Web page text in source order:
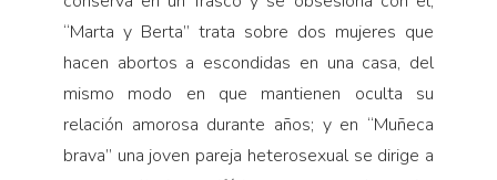
“Marta y Berta” trata sobre dos mujeres que
hacen abortos a escondidas en una casa, del
mismo modo en que mantienen oculta su
relación amorosa durante años; y en “Muñeca
brava” una joven pareja heterosexual se dirige a